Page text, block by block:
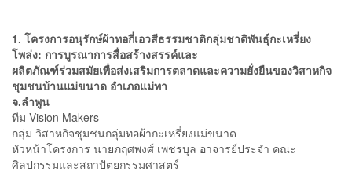
1. โครงการอนุรักษ์ผ้าทอกี่เอวสีธรรมชาติกลุ่มชาติพันธุ์กะเหรี่ยง
โพล่ง: การบูรณาการสื่อสร้างสรรค์และ
ผลิตภัณฑ์ร่วมสมัยเพื่อส่งเสริมการตลาดและความยั่งยืนของวิสาหกิจ
ชุมชนบ้านแม่ขนาด อำเภอแม่ทา
จ.ลำพูน
ทีม Vision Makers
กลุ่ม วิสาหกิจชุมชนกลุ่มทอผ้ากะเหรี่ยงแม่ขนาด
หัวหน้าโครงการ นายภฤศพงศ์ เพชรบุล อาจารย์ประจำ คณะ
ศิลปกรรมและสถาปัตยกรรมศาสตร์